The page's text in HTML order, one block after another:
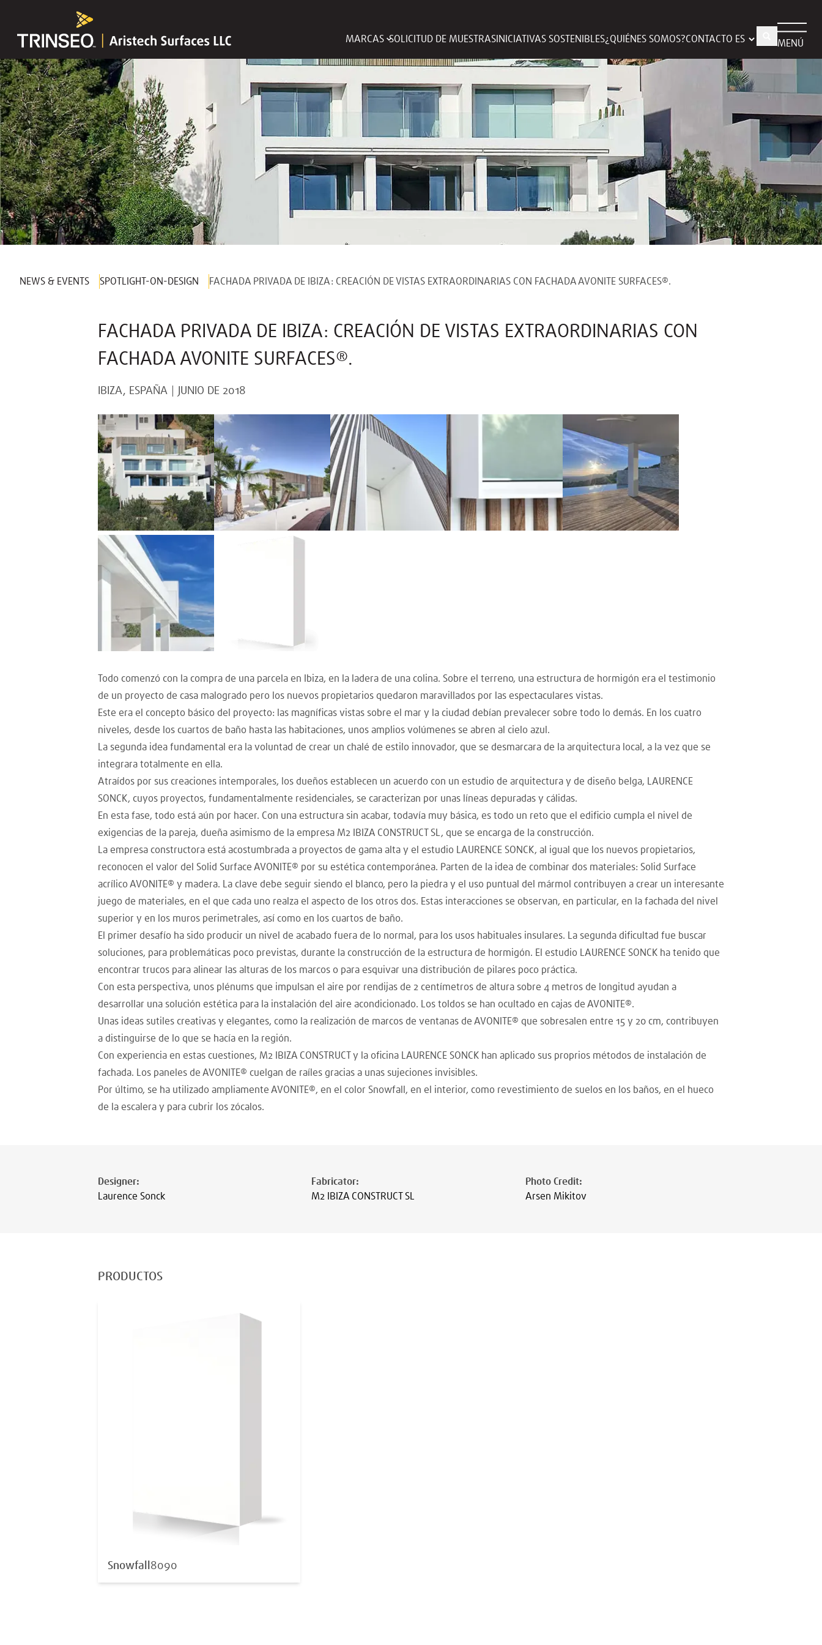
MARCAS SOLICITUD DE MUESTRAS INICIATIVAS SOSTENIBLES¿QUIÉNES SOMOS?CONTACTO MENÚ
NEWS & EVENTS SPOTLIGHT-ON-DESIGN FACHADA PRIVADA DE IBIZA: CREACIÓN DE VISTAS EXTRAORDINARIAS CON FACHADA AVONITE SURFACES®.
FACHADA PRIVADA DE IBIZA: CREACIÓN DE VISTAS EXTRAORDINARIAS CON
FACHADA AVONITE SURFACES®.
IBIZA, ESPAÑA JUNIO DE 2018
Todo comenzó con la compra de una parcela en Ibiza, en la ladera de una colina. Sobre el terreno, una estructura de hormigón era el testimonio
de un proyecto de casa malogrado pero los nuevos propietarios quedaron maravillados por las espectaculares vistas.
Este era el concepto básico del proyecto: las magníficas vistas sobre el mar y la ciudad debían prevalecer sobre todo lo demás. En los cuatro
niveles, desde los cuartos de baño hasta las habitaciones, unos amplios volúmenes se abren al cielo azul.
La segunda idea fundamental era la voluntad de crear un chalé de estilo innovador, que se desmarcara de la arquitectura local, a la vez que se
integrara totalmente en ella.
Atraídos por sus creaciones intemporales, los dueños establecen un acuerdo con un estudio de arquitectura y de diseño belga, LAURENCE
SONCK, cuyos proyectos, fundamentalmente residenciales, se caracterizan por unas líneas depuradas y cálidas.
En esta fase, todo está aún por hacer. Con una estructura sin acabar, todavía muy básica, es todo un reto que el edificio cumpla el nivel de
exigencias de la pareja, dueña asimismo de la empresa M2 IBIZA CONSTRUCT SL, que se encarga de la construcción.
La empresa constructora está acostumbrada a proyectos de gama alta y el estudio LAURENCE SONCK, al igual que los nuevos propietarios,
reconocen el valor del Solid Surface AVONITE® por su estética contemporánea. Parten de la idea de combinar dos materiales: Solid Surface
acrílico AVONITE® y madera. La clave debe seguir siendo el blanco, pero la piedra y el uso puntual del mármol contribuyen a crear un interesante
juego de materiales, en el que cada uno realza el aspecto de los otros dos. Estas interacciones se observan, en particular, en la fachada del nivel
superior y en los muros perimetrales, así como en los cuartos de baño.
El primer desafío ha sido producir un nivel de acabado fuera de lo normal, para los usos habituales insulares. La segunda dificultad fue buscar
soluciones, para problemáticas poco previstas, durante la construcción de la estructura de hormigón. El estudio LAURENCE SONCK ha tenido que
encontrar trucos para alinear las alturas de los marcos o para esquivar una distribución de pilares poco práctica.
Con esta perspectiva, unos plénums que impulsan el aire por rendijas de 2 centímetros de altura sobre 4 metros de longitud ayudan a
desarrollar una solución estética para la instalación del aire acondicionado. Los toldos se han ocultado en cajas de AVONITE®.
Unas ideas sutiles creativas y elegantes, como la realización de marcos de ventanas de AVONITE® que sobresalen entre 15 y 20 cm, contribuyen
a distinguirse de lo que se hacía en la región.
Con experiencia en estas cuestiones, M2 IBIZA CONSTRUCT y la oficina LAURENCE SONCK han aplicado sus proprios métodos de instalación de
fachada. Los paneles de AVONITE® cuelgan de raíles gracias a unas sujeciones invisibles.
Por último, se ha utilizado ampliamente AVONITE®, en el color Snowfall, en el interior, como revestimiento de suelos en los baños, en el hueco
de la escalera y para cubrir los zócalos.
Designer:
Laurence Sonck
Fabricator:
M2 IBIZA CONSTRUCT SL
Photo Credit:
Arsen Mikitov
PRODUCTOS
Snowfall 8090